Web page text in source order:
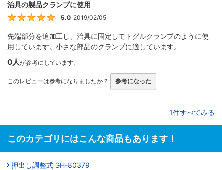
治具の製品クランプに使用
5
5.0 2019/02/05
先端部分を追加工し、治具に固定してトグルクランプのように使
用しています。小さな部品のクランプに適しています。
0人が参考にしています。
このレビューは参考になりましたか？ 参考になった
1件すべてみる
このカテゴリにはこんな商品もあります！
押出し調整式 GH-80379